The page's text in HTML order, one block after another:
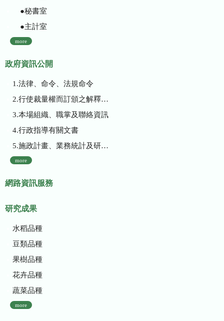
●秘書室
●主計室
more
政府資訊公開
1.法律、命令、法規命令
2.行使裁量權而訂頒之解釋性規定及裁量基準
3.本場組織、職掌及聯絡資訊
4.行政指導有關文書
5.施政計畫、業務統計及研究報告
more
網路資訊服務
研究成果
水稻品種
豆類品種
果樹品種
花卉品種
蔬菜品種
more